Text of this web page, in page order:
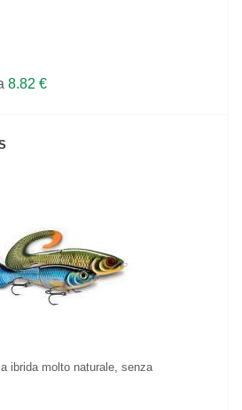
8.82 €
VEDI IL PRODOTTO
ibrida molto naturale, senza